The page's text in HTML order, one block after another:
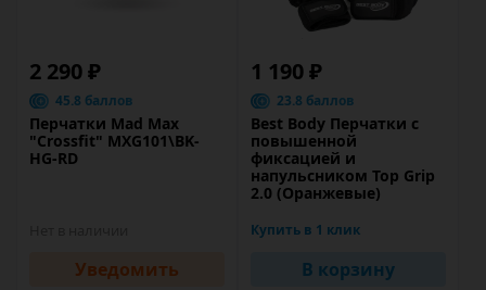
2 290 ₽
45.8 баллов
Перчатки Mad Max
"Crossfit" MXG101\BK-
HG-RD
Уведомить
1 190 ₽
23.8 баллов
Best Body Перчатки с
повышенной
фиксацией и
напульсником Top Grip
2.0 (Оранжевые)
Купить в 1 клик
В корзину